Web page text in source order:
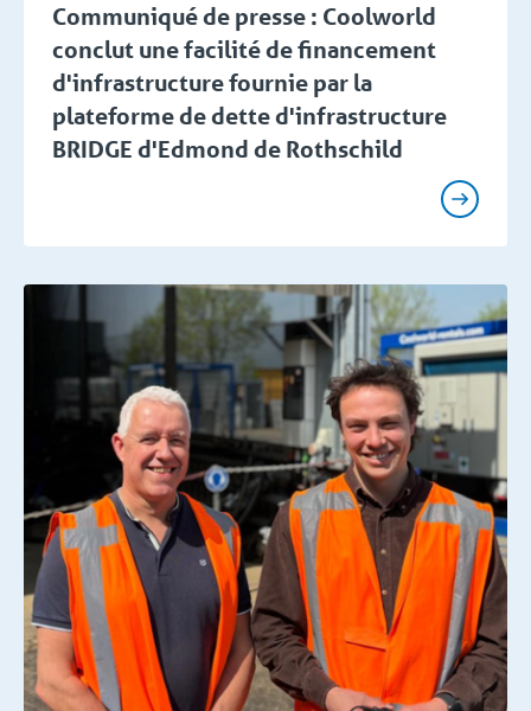
Communiqué de presse : Coolworld
conclut une facilité de financement
d'infrastructure fournie par la
plateforme de dette d'infrastructure
BRIDGE d'Edmond de Rothschild